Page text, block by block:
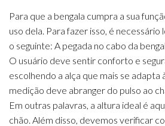
Para que a bengala cumpra a sua
uso dela. Para fazer isso, é
o seguinte: A pegada no cabo da
O usuário deve sentir conforto e
escolhendo a alça que mais se adapta
medição deve abranger do pulso ao
Em outras palavras, a altura ideal é
chão. Além disso, devemos verificar